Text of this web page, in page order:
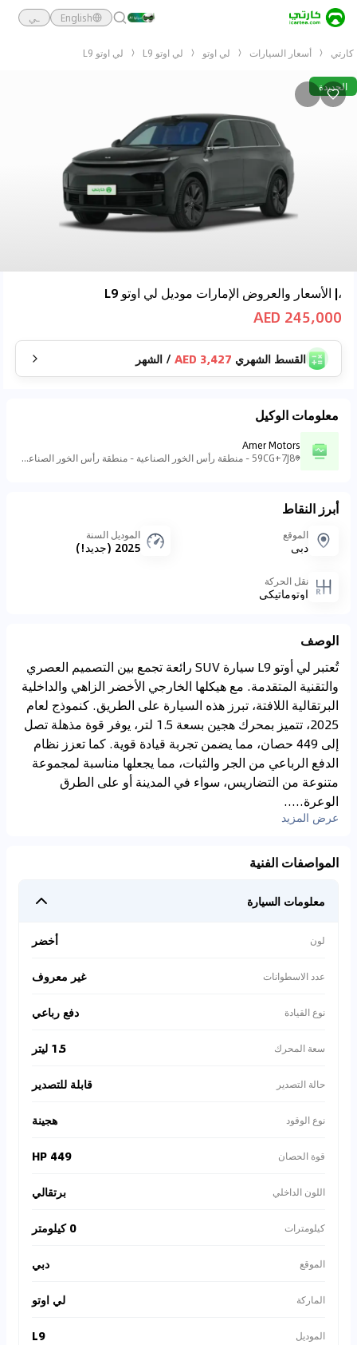
English ـي
كارتي أسعار السيارات لي اوتو لي اوتو L9 لي اوتو L9
الجديدة
،| الأسعار والعروض الإمارات موديل لي اوتو L9
245,000 AED
القسط الشهري 3,427 AED
/ الشهر
معلومات الوكيل
Amer Motors
59CG+7J8 - منطقة رأس الخور الصناعية - منطقة رأس الخور الصناعية - ٣ - دبي - الإمارات العربية المتحدة
أبرز النقاط
الموقع
دبي
الموديل السنة
2025 (جديد!)
نقل الحركة
اوتوماتيكي
الوصف
تُعتبر لي أوتو L9 سيارة SUV رائعة تجمع بين التصميم العصري
والتقنية المتقدمة. مع هيكلها الخارجي الأخضر الزاهي والداخلية
البرتقالية اللافتة، تبرز هذه السيارة على الطريق. كنموذج لعام
2025، تتميز بمحرك هجين بسعة 1.5 لتر، يوفر قوة مذهلة تصل
إلى 449 حصان، مما يضمن تجربة قيادة قوية. كما تعزز نظام
الدفع الرباعي من الجر والثبات، مما يجعلها مناسبة لمجموعة
متنوعة من التضاريس، سواء في المدينة أو على الطرق
الوعرة.....
عرض المزيد
المواصفات الفنية
معلومات السيارة
لون أخضر
عدد الاسطوانات غير معروف
نوع القيادة دفع رباعي
سعة المحرك 1.5 ليتر
حالة التصدير قابلة للتصدير
نوع الوقود هجينة
قوة الحصان 449 HP
اللون الداخلي برتقالي
كيلومترات 0 كيلومتر
الموقع دبي
الماركة لي اوتو
الموديل L9